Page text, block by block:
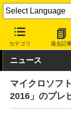
カテゴリ 過去記
INTERNET Watch
ニュース
マイクロソフ
2016」のプレ